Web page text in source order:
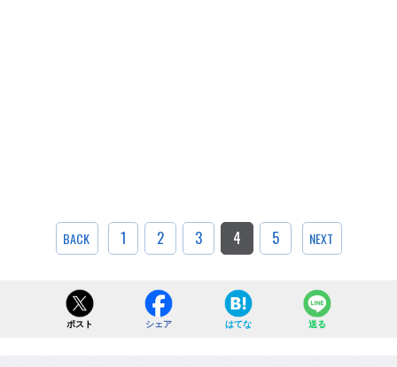
BACK 1 2 3 4 5 NEXT
ポスト シェア はてな 送る